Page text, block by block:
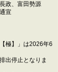
政、富田勢源
宣
極】」は2026年6
停止となりま